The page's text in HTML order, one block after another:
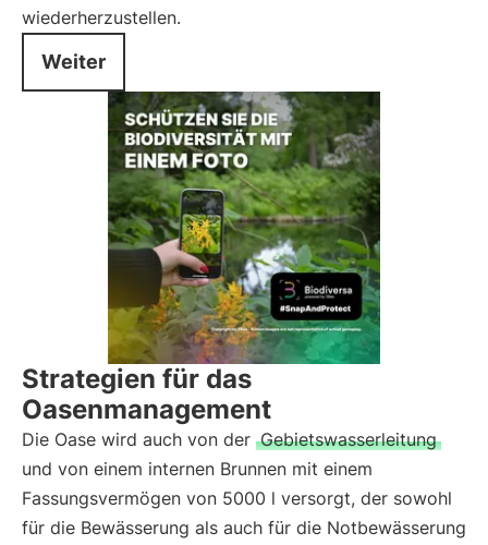
wiederherzustellen.
Weiter
Strategien für das
Oasenmanagement
Die Oase wird auch von der Gebietswasserleitung
und von einem internen Brunnen mit einem
Fassungsvermögen von 5000 l versorgt, der sowohl
für die Bewässerung als auch für die Notbewässerung